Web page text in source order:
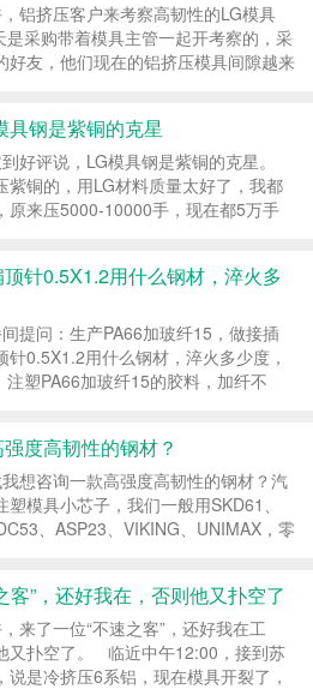
铝挤压客户来考察高韧性的LG模具
采购带着模具主管一起开考察的，采
好友，他们现在的铝挤压模具间隙越来
偏，导致挤压出来的产品...
具钢是紫铜的克星
好评说，LG模具钢是紫铜的克星。
紫铜的，用LG材料质量太好了，我都
原来压5000-10000手，现在都5万手
...针0.5X1.2用什么钢材，淬火多
提问：生产PA66加玻纤15，做接插
针0.5X1.2用什么钢材，淬火多少度，
塑PA66加玻纤15的胶料，加纤不
度高韧性的钢材？
想咨询一款高强度高韧性的钢材？汽
塑模具小芯子，我们一般用SKD61、
、ASP23、VIKING、UNIMAX，零
客”，还好我在，否则他又扑空了
来了一位“不速之客”，还好我在工
又扑空了。 临近中午12:00，接到苏
说是冷挤压6系铝，现在模具开裂了，